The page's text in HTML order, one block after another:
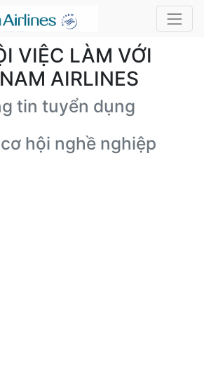
VIỆC LÀM VỚI
AIRLINES
tin tuyển dụng
cơ hội nghề nghiệp